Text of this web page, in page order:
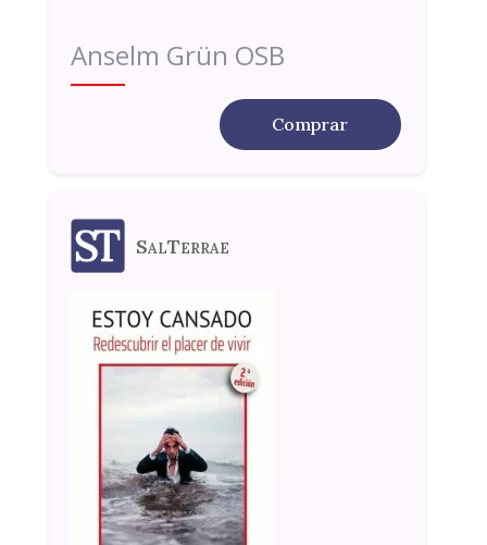
Anselm Grün OSB
Comprar
SalTerrae